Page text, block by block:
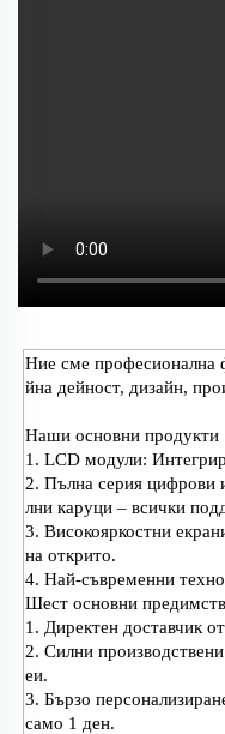
Ние сме професионална
йна дейност, дизайн,
Наши основни продукти
1. LCD модули:
2. Пълна серия цифрови
лни каруци – всички
3. Високояркостни
на открито.
4. Най-съвременни
Шест основни
1. Директен доставчик
2. Силни
еи.
3. Бързо
само 1 ден.